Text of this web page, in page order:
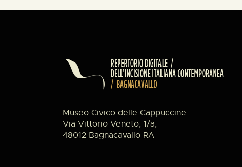
Museo Civico delle Cappuccine
Via Vittorio Veneto, 1/a,
48012 Bagnacavallo RA